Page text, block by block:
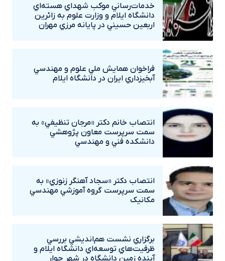
خدمات‌رساني موکب شهداي هسته‌اي
دانشگاه ايلام و وزارت علوم به زائرين
اربعين حسيني در پايانه مرزي مهران
فراخوان همايش ملي علوم و مهندسي
آبخيزداري ايران در دانشگاه ايلام
انتصاب خانم دکتر «مرجان تنظيفي» به
سمت سرپرست معاون پژوهشي
دانشکده فني و مهندسي
انتصاب دکتر «سجاد آهنگر زنوزي» به
سمت سرپرست گروه آموزشي مهندسي
مکانيک
برگزاري نشست هم‌انديشي بررسي
ظرفيت‌هاي توسعه‌اي دانشگاه ايلام و
آينده زمين دانشگاه در شهر چوار